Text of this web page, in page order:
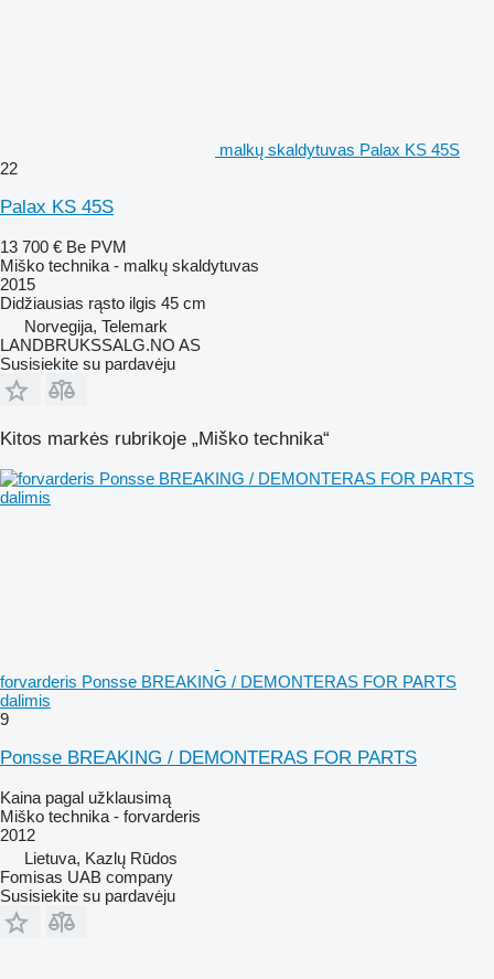
malkų skaldytuvas Palax KS 45S
22
Palax KS 45S
13 700 € Be PVM
Miško technika - malkų skaldytuvas
2015
Didžiausias rąsto ilgis 45 cm
Norvegija, Telemark
LANDBRUKSSALG.NO AS
Susisiekite su pardavėju
Kitos markės rubrikoje „Miško technika“
forvarderis Ponsse BREAKING / DEMONTERAS FOR PARTS
dalimis
9
Ponsse BREAKING / DEMONTERAS FOR PARTS
Kaina pagal užklausimą
Miško technika - forvarderis
2012
Lietuva, Kazlų Rūdos
Fomisas UAB company
Susisiekite su pardavėju